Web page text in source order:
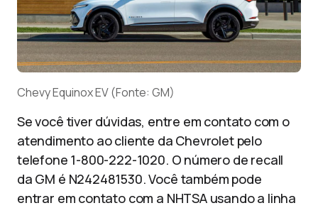
Chevy Equinox EV (Fonte: GM)
Se você tiver dúvidas, entre em contato com o
atendimento ao cliente da Chevrolet pelo
telefone 1-800-222-1020. O número de recall
da GM é N242481530. Você também pode
entrar em contato com a NHTSA usando a linha